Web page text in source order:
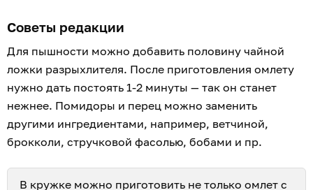
Советы редакции
Для пышности можно добавить половину чайной
ложки разрыхлителя. После приготовления омлету
нужно дать постоять 1-2 минуты — так он станет
нежнее. Помидоры и перец можно заменить
другими ингредиентами, например, ветчиной,
брокколи, стручковой фасолью, бобами и пр.
В кружке можно приготовить не только омлет с